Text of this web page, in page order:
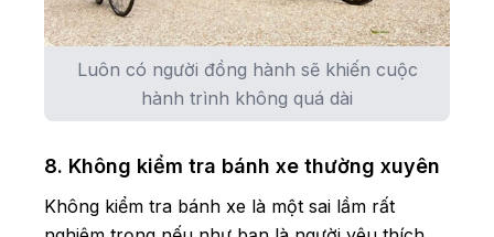
Luôn có người đồng hành sẽ khiến cuộc
hành trình không quá dài
8. Không kiểm tra bánh xe thường xuyên
Không kiểm tra bánh xe là một sai lầm rất